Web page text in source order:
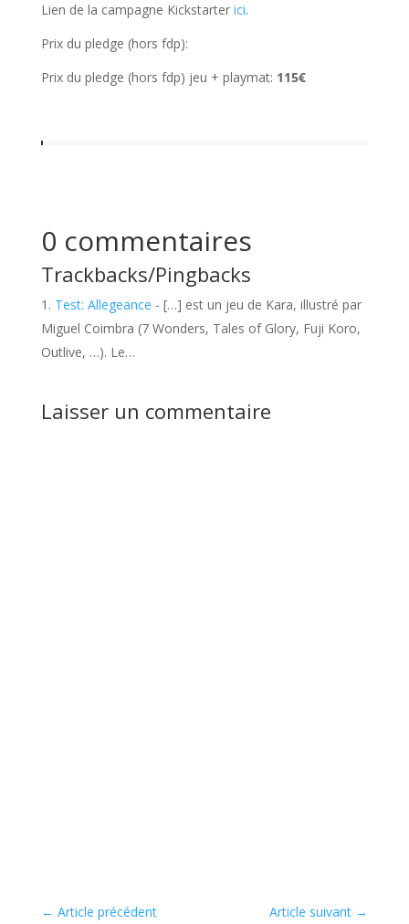
Lien de la campagne Kickstarter ici.
Prix du pledge (hors fdp):
Prix du pledge (hors fdp) jeu + playmat: 115€
0 commentaires
Trackbacks/Pingbacks
Test: Allegeance - […] est un jeu de Kara, illustré par
Miguel Coimbra (7 Wonders, Tales of Glory, Fuji Koro,
Outlive, …). Le…
Laisser un commentaire
← Article précédent Article suivant →